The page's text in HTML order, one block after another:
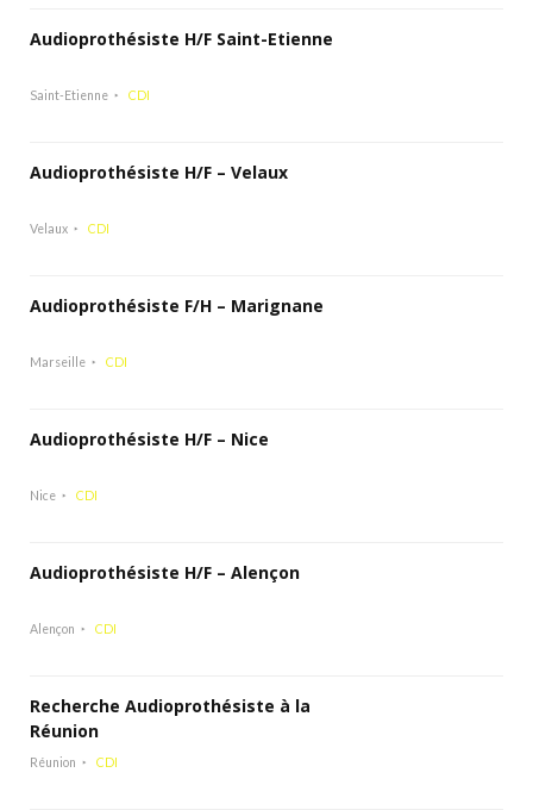
Audioprothésiste H/F Saint-Etienne
Saint-Etienne CDI
Audioprothésiste H/F – Velaux
Velaux CDI
Audioprothésiste F/H – Marignane
Marseille CDI
Audioprothésiste H/F – Nice
Nice CDI
Audioprothésiste H/F – Alençon
Alençon CDI
Recherche Audioprothésiste à la
Réunion
Réunion CDI